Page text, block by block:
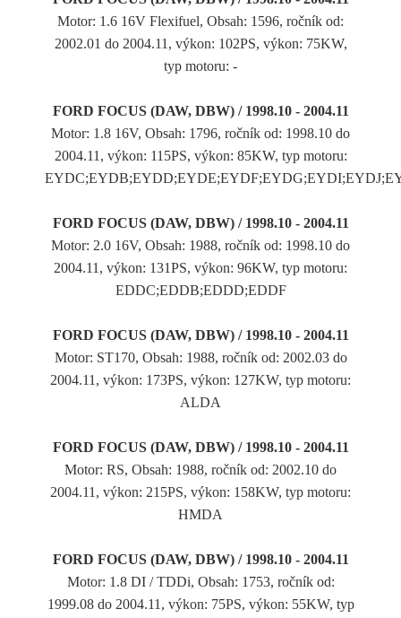
Motor: 1.6 16V Flexifuel, Obsah: 1596, ročník od:
2002.01 do 2004.11, výkon: 102PS, výkon: 75KW,
typ motoru: -
FORD FOCUS (DAW, DBW) / 1998.10 - 2004.11
Motor: 1.8 16V, Obsah: 1796, ročník od: 1998.10 do
2004.11, výkon: 115PS, výkon: 85KW, typ motoru:
FORD FOCUS (DAW, DBW) / 1998.10 - 2004.11
Motor: 2.0 16V, Obsah: 1988, ročník od: 1998.10 do
2004.11, výkon: 131PS, výkon: 96KW, typ motoru:
EDDC;EDDB;EDDD;EDDF
FORD FOCUS (DAW, DBW) / 1998.10 - 2004.11
Motor: ST170, Obsah: 1988, ročník od: 2002.03 do
2004.11, výkon: 173PS, výkon: 127KW, typ motoru:
ALDA
FORD FOCUS (DAW, DBW) / 1998.10 - 2004.11
Motor: RS, Obsah: 1988, ročník od: 2002.10 do
2004.11, výkon: 215PS, výkon: 158KW, typ motoru:
HMDA
FORD FOCUS (DAW, DBW) / 1998.10 - 2004.11
Motor: 1.8 DI / TDDi, Obsah: 1753, ročník od:
1999.08 do 2004.11, výkon: 75PS, výkon: 55KW, typ